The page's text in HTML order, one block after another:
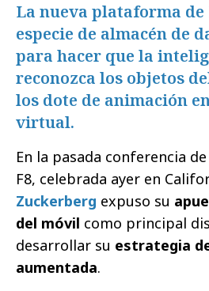
La nueva plataforma de
especie de almacén de
para hacer que la
reconozca los objetos
los dote de animación
virtual.
En la pasada conferencia
F8, celebrada ayer en
Zuckerberg expuso su
del móvil como principal
desarrollar su estrategia
aumentada.